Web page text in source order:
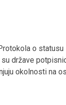
o
države
okolnosti na